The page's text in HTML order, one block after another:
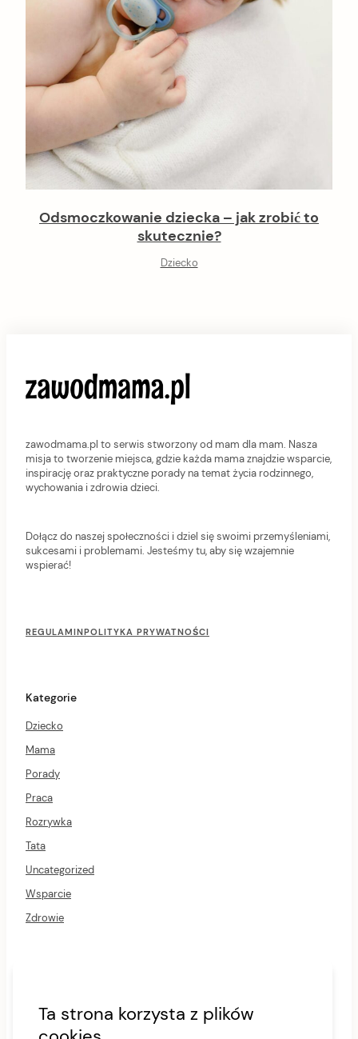
Odsmoczkowanie dziecka – jak zrobić to
skutecznie?
Dziecko
zawodmama.pl to serwis stworzony od mam dla mam. Nasza
misja to tworzenie miejsca, gdzie każda mama znajdzie wsparcie,
inspirację oraz praktyczne porady na temat życia rodzinnego,
wychowania i zdrowia dzieci.
Dołącz do naszej społeczności i dziel się swoimi przemyśleniami,
sukcesami i problemami. Jesteśmy tu, aby się wzajemnie
wspierać!
o
r
M
e
n
u
REGULAMINPOLITYKA PRYWATNOŚCI
Kategorie
Dziecko
Mama
Porady
Praca
Rozrywka
Tata
Uncategorized
Wsparcie
Zdrowie
Polityka Prywatności
Ta strona korzysta z plików